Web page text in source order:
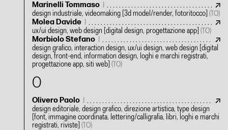
Marinelli Tommaso J
design industriale, videomaking [3d model/render, fotoritocco] (TO)
Molea Davide J
ux/ui design, web design [digital design, progettazione app] (TO)
Morbiolo Stefano J
design grafico, interaction design, ux/ui design, web design [digital
design, front-end, information design, loghi e marchi registrati,
progettazione app, siti web] (TO)
O
Olivero Paolo J
design editoriale, design grafico, direzione artistica, type design
[font, immagine coordinata, lettering/calligrafia, libri, loghi e marchi
registrati, riviste] (TO)